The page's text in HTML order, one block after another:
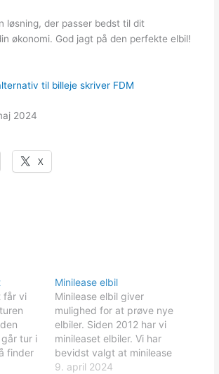
løsning, der passer bedst til dit
økonomi. God jagt på den perfekte elbil!
til billeje skriver FDM
2024
X
får vi
tur i
finder
nu
Minilease elbil
Minilease elbil giver
mulighed for at prøve nye
elbiler. Siden 2012 har vi
minileaset elbiler. Vi har
bevidst valgt at minilease
elbil, fordi vi ikke turde
9. april 2024